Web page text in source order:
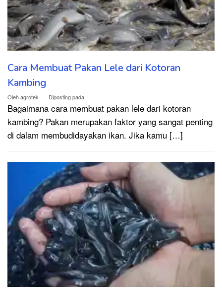
Cara Membuat Pakan Lele dari Kotoran
Kambing
Olehagrotek Diposting pada
Bagaimana cara membuat pakan lele dari kotoran
kambing? Pakan merupakan faktor yang sangat penting
di dalam membudidayakan ikan. Jika kamu […]